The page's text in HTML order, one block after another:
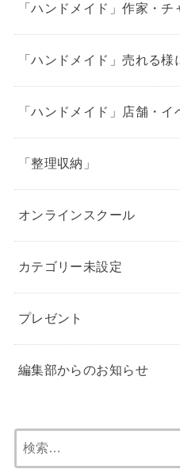
「ハンドメイド」作家・チ
「ハンドメイド」売れる様
「ハンドメイド」店舗・イ
「整理収納」
オンラインスクール
カテゴリー未設定
プレゼント
編集部からのお知らせ